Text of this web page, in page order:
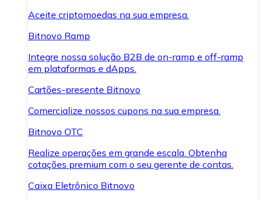
Aceite criptomoedas na sua empresa.
Bitnovo Ramp
Integre nossa solução B2B de on-ramp e off-ramp
em plataformas e dApps.
Cartões-presente Bitnovo
Comercialize nossos cupons na sua empresa.
Bitnovo OTC
Realize operações em grande escala. Obtenha
cotações premium com o seu gerente de contas.
Caixa Eletrônico Bitnovo